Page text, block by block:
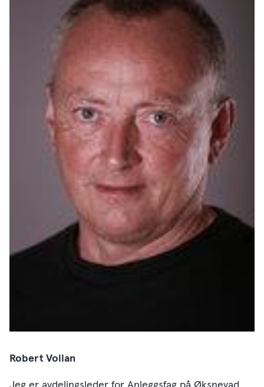
Robert Vollan